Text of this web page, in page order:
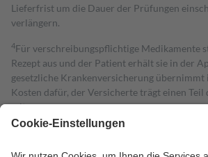
Lieferfrist um die Dauer der Prüfungen
verlängern.
4Für verschreibungspflichtige Medikamente
Rezept aus und der Patient erhält sie in der
gesetzliche Krankenversicherung übernimmt
Kosten dafür, der Versicherte trägt einen Teil
mit.
Grundsätzlich leisten Mitglieder Zuzahlungen
höchstens zehn Euro.
Es sind jedoch nie